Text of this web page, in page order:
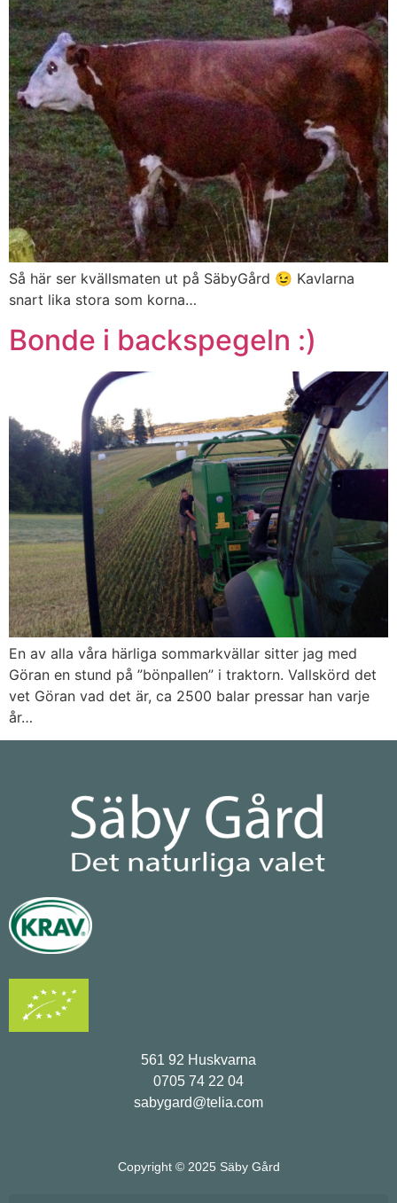
Så här ser kvällsmaten ut på SäbyGård 😉 Kavlarna
snart lika stora som korna…
Bonde i backspegeln :)
En av alla våra härliga sommarkvällar sitter jag med
Göran en stund på ”bönpallen” i traktorn. Vallskörd det
vet Göran vad det är, ca 2500 balar pressar han varje
år…
561 92 Huskvarna
0705 74 22 04
sabygard@telia.com
Copyright © 2025 Säby Gård